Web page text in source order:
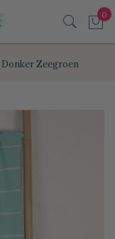
Zeegroen